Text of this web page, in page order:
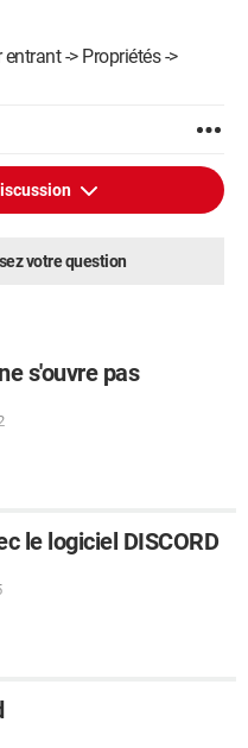
j'ai vraiment besoin de
d'avance à tous ceux
maintes fois été traité,
-> Propriétés ->
votre question
s'ouvre pas
le logiciel DISCORD